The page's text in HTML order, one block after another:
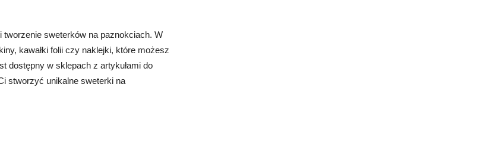
tworzenie sweterków na paznokciach. W
kawałki folii czy naklejki, które możesz
dostępny w sklepach z artykułami do
stworzyć unikalne sweterki na